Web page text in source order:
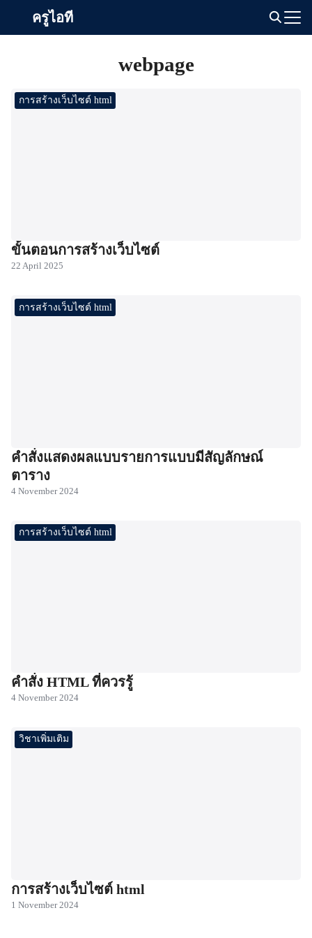
ครูไอที
webpage
การสร้างเว็บไซต์ html
ขั้นตอนการสร้างเว็บไซต์
22 April 2025
การสร้างเว็บไซต์ html
คำสั่งแสดงผลแบบรายการแบบมีสัญลักษณ์
ตาราง
4 November 2024
การสร้างเว็บไซต์ html
คำสั่ง HTML ที่ควรรู้
4 November 2024
วิชาเพิ่มเติม
การสร้างเว็บไซต์ html
1 November 2024